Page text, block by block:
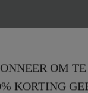
OM
KORTING